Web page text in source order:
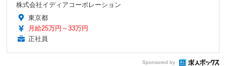
株式会社イディアコーポレーション
東京都
月給25万円～33万円
正社員
Sponsored by